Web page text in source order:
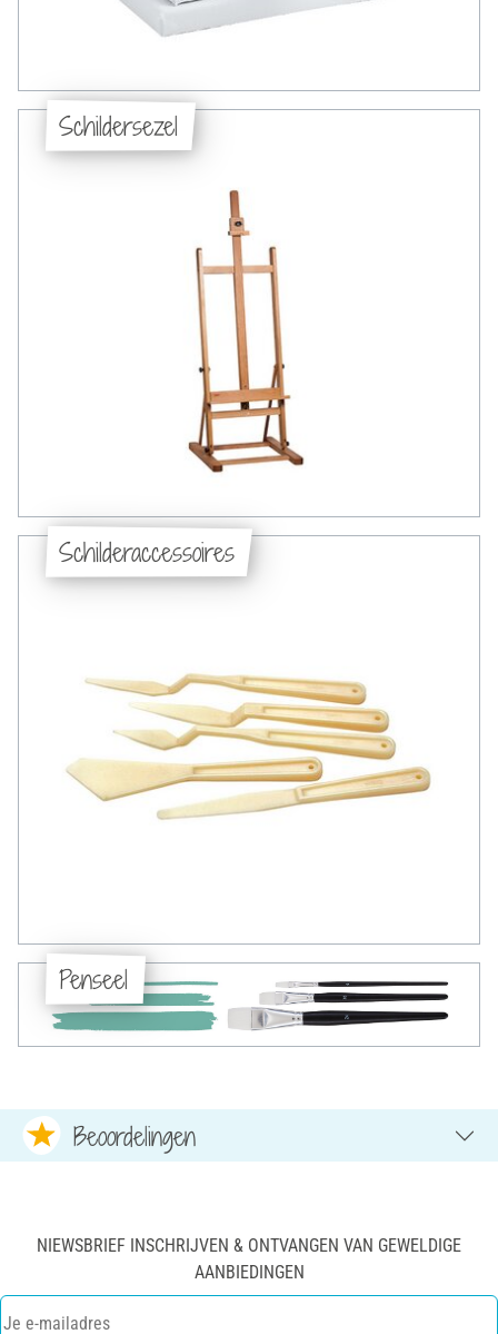
Schildersezel
Schilderaccessoires
Penseel
Beoordelingen
NIEWSBRIEF INSCHRIJVEN & ONTVANGEN VAN GEWELDIGE
AANBIEDINGEN